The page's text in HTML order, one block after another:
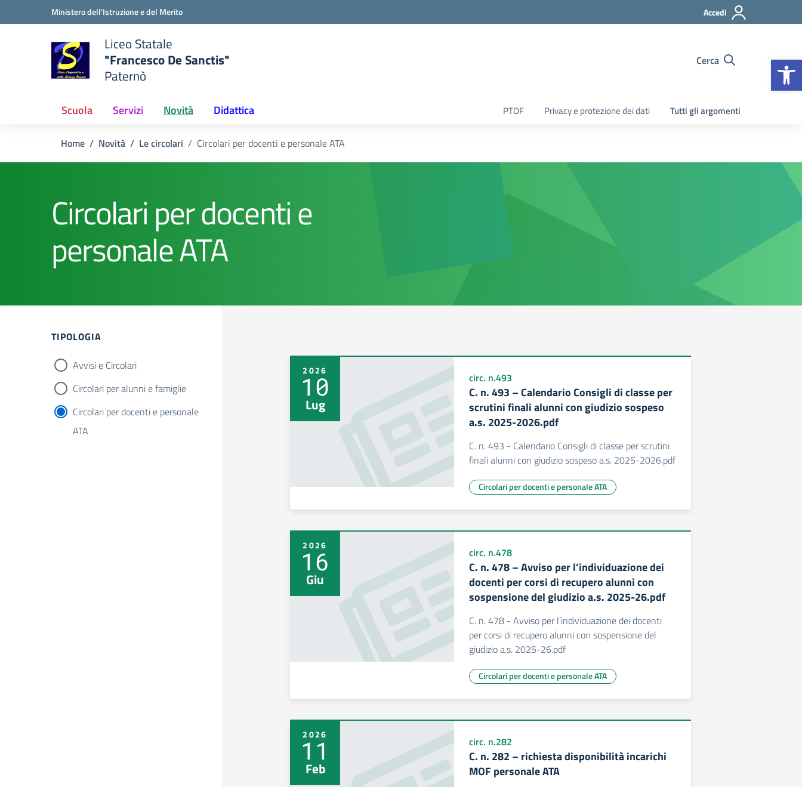
Vai ai contenuti
Vai al menu di navigazioneMinistero dell'Istruzione e del Merito Accedi
scuola
Liceo Statale
"Francesco De Sanctis"
Paternò
Cerca
Scuola Servizi Novità Didattica PTOF Privacy e protezione dei dati Tutti gli argomenti
Home Novità Le circolari Circolari per docenti e personale ATA
Circolari per docenti e
personale ATA
Filtri
TIPOLOGIA
Avvisi e Circolari
Circolari per alunni e famiglie
Circolari per docenti e personale
ATA
2026
10
Lug
circ. n.493
C. n. 493 – Calendario Consigli di classe per
scrutini finali alunni con giudizio sospeso
a.s. 2025-2026.pdf
C. n. 493 - Calendario Consigli di classe per scrutini
finali alunni con giudizio sospeso a.s. 2025-2026.pdf
Circolari per docenti e personale ATA
2026
16
Giu
circ. n.478
C. n. 478 – Avviso per l’individuazione dei
docenti per corsi di recupero alunni con
sospensione del giudizio a.s. 2025-26.pdf
C. n. 478 - Avviso per l’individuazione dei docenti
per corsi di recupero alunni con sospensione del
giudizio a.s. 2025-26.pdf
Circolari per docenti e personale ATA
2026
11
Feb
circ. n.282
C. n. 282 – richiesta disponibilità incarichi
MOF personale ATA